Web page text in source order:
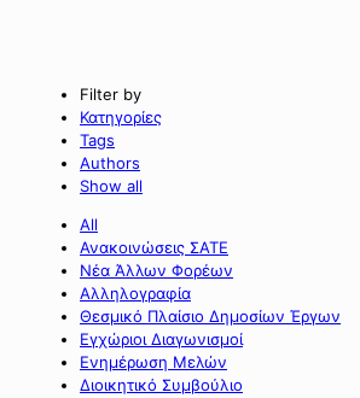
Filter by
Κατηγορίες
Tags
Authors
Show all
All
Ανακοινώσεις ΣΑΤΕ
Νέα Άλλων Φορέων
Αλληλογραφία
Θεσμικό Πλαίσιο Δημοσίων Έργων
Εγχώριοι Διαγωνισμοί
Ενημέρωση Μελών
Διοικητικό Συμβούλιο